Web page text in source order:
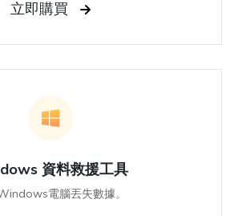
立即購買
資料救援工具
電腦丟失數據。